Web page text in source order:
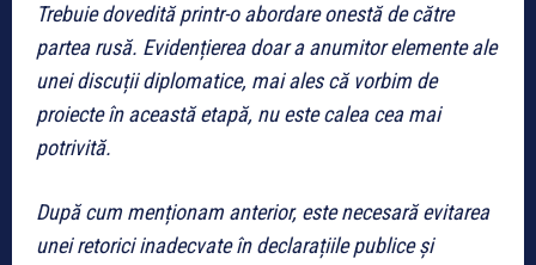
Trebuie dovedită printr-o abordare onestă de către
partea rusă. Evidențierea doar a anumitor elemente ale
unei discuții diplomatice, mai ales că vorbim de
proiecte în această etapă, nu este calea cea mai
potrivită.
După cum menționam anterior, este necesară evitarea
unei retorici inadecvate în declarațiile publice și